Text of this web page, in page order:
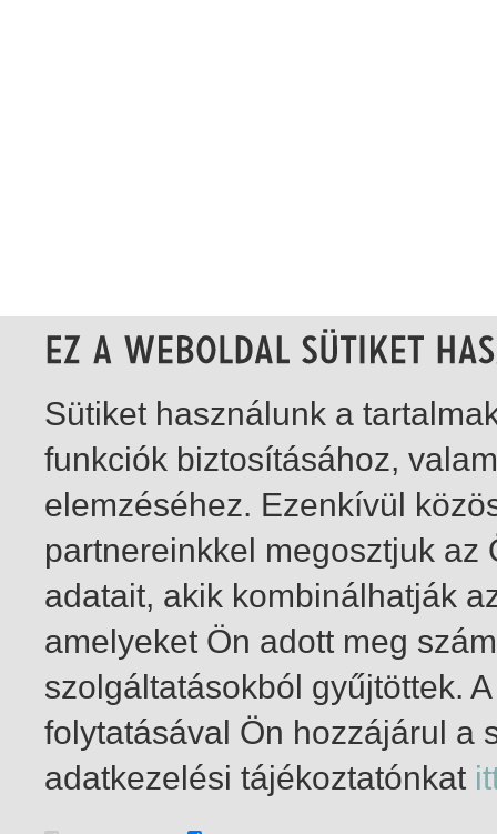
1-8 / összesen 8 találat
Sütiket használunk a
funkciók biztosításához,
elemzéséhez. Ezenkívül
partnereinkkel megosztjuk
adatait, akik kombinálhatják
amelyeket Ön adott meg
szolgáltatásokból gyűjtöttek.
folytatásával Ön hozzájárul a
adatkezelési tájékoztatónkat